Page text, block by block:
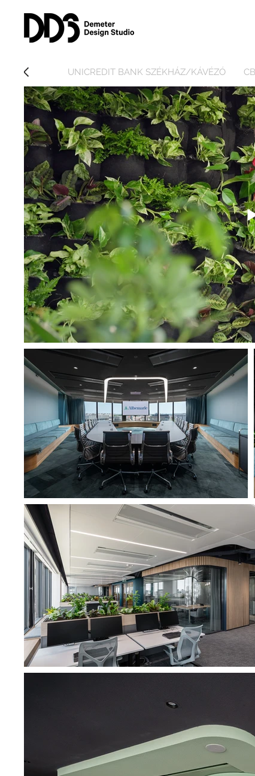
UNICREDIT BANK SZÉKHÁZ/KÁVÉZÓ